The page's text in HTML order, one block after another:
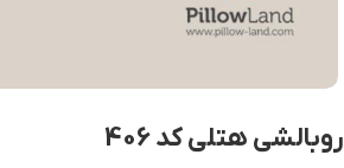
روبالشی هتلی کد 406